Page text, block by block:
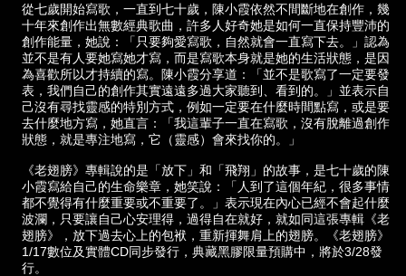
從七歲開始寫歌，一直到七十歲，陳小霞依然不間斷地在創作，幾
十年來創作出無數經典歌曲，許多人好奇她是如何一直保持豐沛的
創作能量，她說：「只要夠愛寫歌，自然就會一直寫下去。」認為
並不是有人要她寫她才寫，而是寫歌本身就是她的生活狀態，是因
為喜歡所以才持續的寫。陳小霞分享道：「並不是歌寫了一定要發
表，我們自己的創作其實遠遠多過大家聽到、看到的。」並表示自
己沒有尋找靈感的特別方式，例如一定要在什麼時間點寫，或是要
去什麼地方寫，她直言：「我這輩子一直在寫歌，沒有脫離過創作
狀態，就是專注地寫，它（靈感）會來找你的。」
《老翅膀》專輯說的是「放下」和「飛翔」的故事，是七十歲的陳
小霞寫給自己的生命樂章，她笑說：「人到了這個年紀，很多事情
都不覺得有什麼重要或不重要了。」表示現在內心已經不會起什麼
波瀾，只要讓自己心安理得，過得自在就好，就如同這張專輯《老
翅膀》，放下過去心上的包袱，重新揮舞肩上的翅膀。《老翅膀》
1/17數位及實體CD同步發行，典藏黑膠限量預購中，將於3/28發
行。